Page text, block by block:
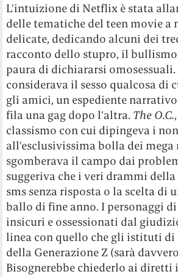
L’intuizione di Netflix è stata
delle tematiche del teen movie a
delicate, dedicando alcuni dei
racconto dello stupro, il
paura di dichiararsi omosessuali.
considerava il sesso qualcosa di
gli amici, un espediente
fila una gag dopo l’altra. The O.C.
classismo con cui dipingeva i
all’esclusivissima bolla dei mega
sgomberava il campo dai
suggeriva che i veri drammi
sms senza risposta o la scelta di
ballo di fine anno. I personaggi
insicuri e ossessionati dal
linea con quello che gli istituti di
della Generazione Z (sarà
Bisognerebbe chiederlo ai diretti